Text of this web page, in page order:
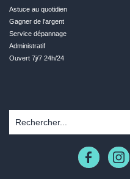
Astuce au quotidien
Gagner de l'argent
Service dépannage
Administratif
Ouvert 7j/7 24h/24